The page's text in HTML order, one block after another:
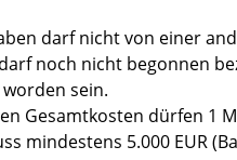
darf nicht von einer
noch nicht begonnen
sein.
Gesamtkosten dürfen 1
mindestens 5.000 EUR